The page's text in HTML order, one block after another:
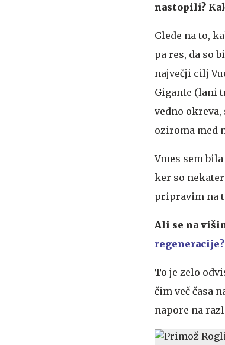
nastopili?
Glede na to,
pa res, da so
največji cilj
Gigante (lani
vedno
oziroma med
Vmes sem
ker so
pripravim na
Ali se na
regeneracije?
To je zelo
čim več časa
napore na